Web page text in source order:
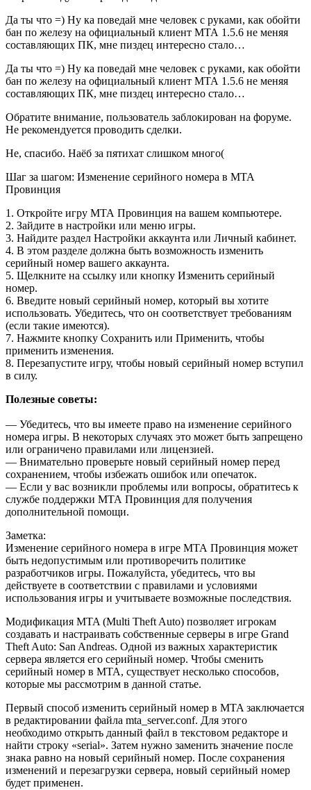
Да ты что =) Ну ка поведай мне человек с руками, как обойти
бан по железу на официальный клиент МТА 1.5.6 не меняя
составляющих ПК, мне пиздец интересно стало…
Да ты что =) Ну ка поведай мне человек с руками, как обойти
бан по железу на официальный клиент МТА 1.5.6 не меняя
составляющих ПК, мне пиздец интересно стало…
Обратите внимание, пользователь заблокирован на форуме.
Не рекомендуется проводить сделки.
Не, спасибо. Наёб за пятихат слишком много(
Шаг за шагом: Изменение серийного номера в МТА
Провинция
1. Откройте игру МТА Провинция на вашем компьютере.
2. Зайдите в настройки или меню игры.
3. Найдите раздел Настройки аккаунта или Личный кабинет.
4. В этом разделе должна быть возможность изменить
серийный номер вашего аккаунта.
5. Щелкните на ссылку или кнопку Изменить серийный
номер.
6. Введите новый серийный номер, который вы хотите
использовать. Убедитесь, что он соответствует требованиям
(если такие имеются).
7. Нажмите кнопку Сохранить или Применить, чтобы
применить изменения.
8. Перезапустите игру, чтобы новый серийный номер вступил
в силу.
Полезные советы:
— Убедитесь, что вы имеете право на изменение серийного
номера игры. В некоторых случаях это может быть запрещено
или ограничено правилами или лицензией.
— Внимательно проверьте новый серийный номер перед
сохранением, чтобы избежать ошибок или опечаток.
— Если у вас возникли проблемы или вопросы, обратитесь к
службе поддержки МТА Провинция для получения
дополнительной помощи.
Заметка:
Изменение серийного номера в игре МТА Провинция может
быть недопустимым или противоречить политике
разработчиков игры. Пожалуйста, убедитесь, что вы
действуете в соответствии с правилами и условиями
использования игры и учитываете возможные последствия.
Модификация MTA (Multi Theft Auto) позволяет игрокам
создавать и настраивать собственные серверы в игре Grand
Theft Auto: San Andreas. Одной из важных характеристик
сервера является его серийный номер. Чтобы сменить
серийный номер в MTA, существует несколько способов,
которые мы рассмотрим в данной статье.
Первый способ изменить серийный номер в MTA заключается
в редактировании файла mta_server.conf. Для этого
необходимо открыть данный файл в текстовом редакторе и
найти строку «serial». Затем нужно заменить значение после
знака равно на новый серийный номер. После сохранения
изменений и перезагрузки сервера, новый серийный номер
будет применен.